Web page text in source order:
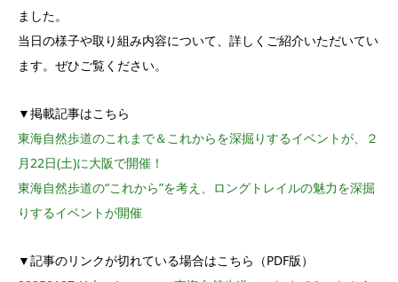
ました。
当日の様子や取り組み内容について、詳しくご紹介いただいてい
ます。ぜひご覧ください。
▼掲載記事はこちら
東海自然歩道のこれまで＆これからを深掘りするイベントが、２
月22日(土)に大阪で開催！
東海自然歩道の“これから”を考え、ロングトレイルの魅力を深掘
りするイベントが開催
▼記事のリンクが切れている場合はこちら（PDF版）